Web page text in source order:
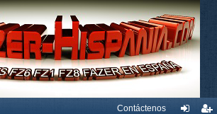
Contáctenos